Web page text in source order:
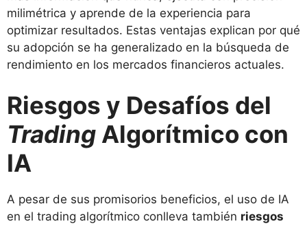
milimétrica y aprende de la experiencia para
optimizar resultados. Estas ventajas explican por qué
su adopción se ha generalizado en la búsqueda de
rendimiento en los mercados financieros actuales.
Riesgos y Desafíos del
Trading Algorítmico con
IA
A pesar de sus promisorios beneficios, el uso de IA
en el trading algorítmico conlleva también riesgos